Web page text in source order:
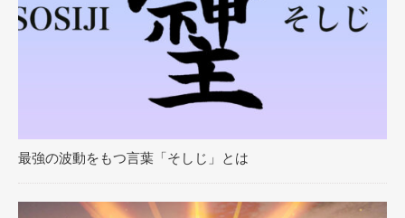
最強の波動をもつ言葉「そしじ」とは